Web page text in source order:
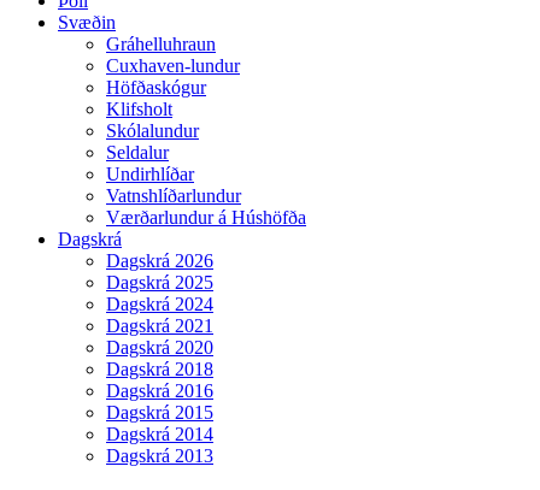
Svæðin
Gráhelluhraun
Cuxhaven-lundur
Höfðaskógur
Klifsholt
Skólalundur
Seldalur
Undirhlíðar
Vatnshlíðarlundur
Værðarlundur á Húshöfða
Dagskrá
Dagskrá 2026
Dagskrá 2025
Dagskrá 2024
Dagskrá 2021
Dagskrá 2020
Dagskrá 2018
Dagskrá 2016
Dagskrá 2015
Dagskrá 2014
Dagskrá 2013